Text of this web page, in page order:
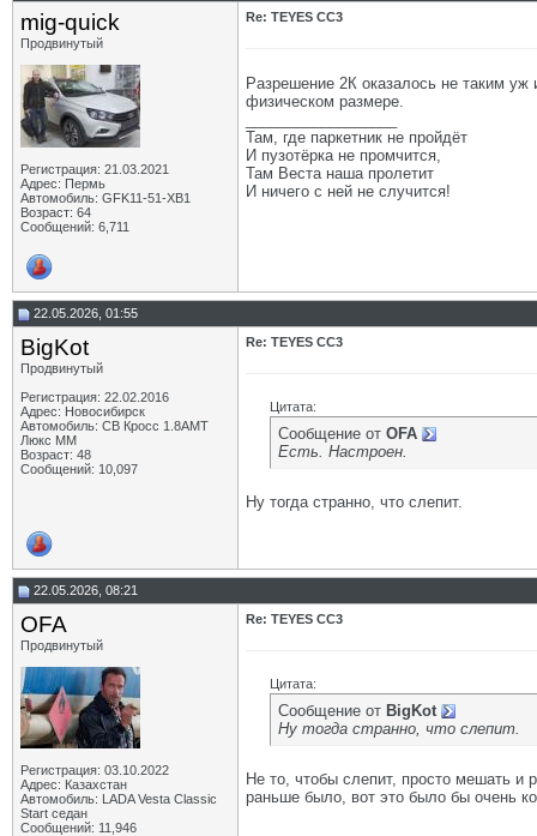
mig-quick
Продвинутый
Регистрация: 21.03.2021
Адрес: Пермь
Автомобиль: GFK11-51-ХВ1
Возраст: 64
Сообщений: 6,711
Re: TEYES CC3
Разрешение 2К оказалось не таким
физическом размере.
Там, где паркетник не пройдёт
И пузотёрка не промчится,
Там Веста наша пролетит
И ничего с ней не случится!
22.05.2026, 01:55
BigKot
Продвинутый
Регистрация: 22.02.2016
Адрес: Новосибирск
Автомобиль: СВ Кросс 1.8АМТ
Люкс ММ
Возраст: 48
Сообщений: 10,097
Re: TEYES CC3
Цитата:
Сообщение от OFA
Есть. Настроен.
Ну тогда странно, что слепит.
22.05.2026, 08:21
OFA
Продвинутый
Регистрация: 03.10.2022
Адрес: Казахстан
Автомобиль: LADA Vesta Classic
Start седан
Сообщений: 11,946
Re: TEYES CC3
Цитата:
Сообщение от BigKot
Ну тогда странно, что слепит.
Не то, чтобы слепит, просто мешать и
раньше было, вот это было бы очень